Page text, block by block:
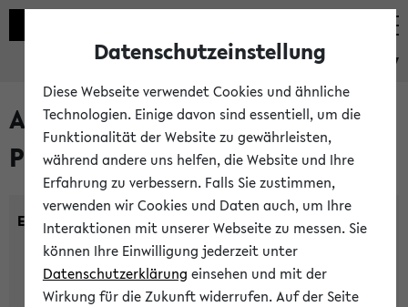
eKVV
Alle noch stattfindenden
Prüfungen
Einrichtung:
Datenschutzeinstellung
Diese Webseite verwendet Cookies und ähnliche
Technologien. Einige davon sind essentiell, um die
Funktionalität der Website zu gewährleisten,
während andere uns helfen, die Website und Ihre
Erfahrung zu verbessern. Falls Sie zustimmen,
verwenden wir Cookies und Daten auch, um Ihre
Interaktionen mit unserer Webseite zu messen. Sie
können Ihre Einwilligung jederzeit unter
Datenschutzerklärung einsehen und mit der
Wirkung für die Zukunft widerrufen. Auf der Seite